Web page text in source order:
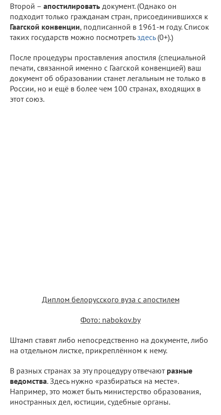
Второй – апостилировать документ. (Однако он
подходит только гражданам стран, присоединившихся к
Гаагской конвенции, подписанной в 1961-м году. Список
таких государств можно посмотретьздесь(0+).)
После процедуры проставления апостиля (специальной
печати, связанной именно с Гаагской конвенцией) ваш
документ об образовании станет легальным не только в
России, но и ещё в более чем 100 странах, входящих в
этот союз.
Диплом белорусского вуза с апостилем
Фото: nabokov.by
Штамп ставят либо непосредственно на документе, либо
на отдельном листке, прикреплённом к нему.
В разных странах за эту процедуру отвечают разные
ведомства. Здесь нужно «разбираться на месте».
Например, это может быть министерство образования,
иностранных дел, юстиции, судебные органы.